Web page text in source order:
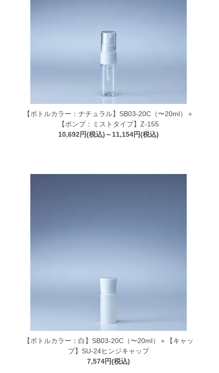
【ボトルカラー：ナチュラル】SB03-20C（〜20ml）＋
【ポンプ：ミストタイプ】Z-155
10,692円(税込)～11,154円(税込)
【ボトルカラー：白】SB03-20C（〜20ml）＋【キャッ
プ】SU-24ヒンジキャップ
7,574円(税込)